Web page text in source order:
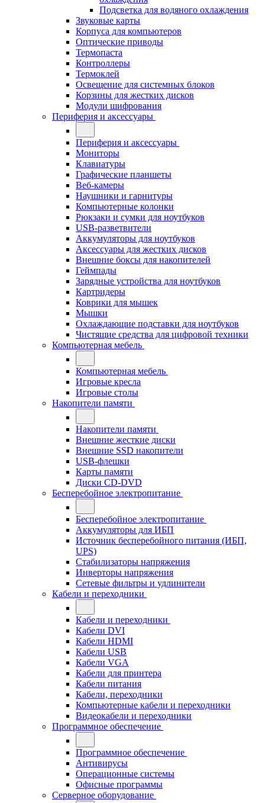
Подсветка для водяного охлаждения
Звуковые карты
Корпуса для компьютеров
Оптические приводы
Термопаста
Контроллеры
Термоклей
Освещение для системных блоков
Корзины для жестких дисков
Модули шифрования
Периферия и аксессуары
Периферия и аксессуары
Мониторы
Клавиатуры
Графические планшеты
Веб-камеры
Наушники и гарнитуры
Компьютерные колонки
Рюкзаки и сумки для ноутбуков
USB-разветвители
Аккумуляторы для ноутбуков
Аксессуары для жестких дисков
Внешние боксы для накопителей
Геймпады
Зарядные устройства для ноутбуков
Картридеры
Коврики для мышек
Мышки
Охлаждающие подставки для ноутбуков
Чистящие средства для цифровой техники
Компьютерная мебель
Компьютерная мебель
Игровые кресла
Игровые столы
Накопители памяти
Накопители памяти
Внешние жесткие диски
Внешние SSD накопители
USB-флешки
Карты памяти
Диски CD-DVD
Бесперебойное электропитание
Бесперебойное электропитание
Аккумуляторы для ИБП
Источник бесперебойного питания (ИБП,
UPS)
Стабилизаторы напряжения
Инверторы напряжения
Сетевые фильтры и удлинители
Кабели и переходники
Кабели и переходники
Кабели DVI
Кабели HDMI
Кабели USB
Кабели VGA
Кабели для принтера
Кабели питания
Кабели, переходники
Компьютерные кабели и переходники
Видеокабели и переходники
Программное обеспечение
Программное обеспечение
Антивирусы
Операционные системы
Офисные программы
Серверное оборудование